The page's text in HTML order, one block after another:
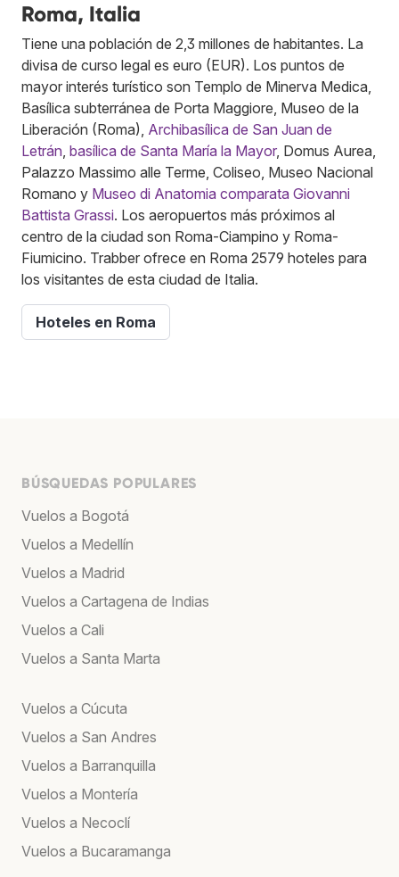
Roma, Italia
Tiene una población de 2,3 millones de habitantes. La
divisa de curso legal es euro (EUR). Los puntos de
mayor interés turístico son Templo de Minerva Medica,
Basílica subterránea de Porta Maggiore, Museo de la
Liberación (Roma), Archibasílica de San Juan de
Letrán, basílica de Santa María la Mayor, Domus Aurea,
Palazzo Massimo alle Terme, Coliseo, Museo Nacional
Romano y Museo di Anatomia comparata Giovanni
Battista Grassi. Los aeropuertos más próximos al
centro de la ciudad son Roma-Ciampino y Roma-
Fiumicino. Trabber ofrece en Roma 2579 hoteles para
los visitantes de esta ciudad de Italia.
Hoteles en Roma
BÚSQUEDAS POPULARES
Vuelos a Bogotá
Vuelos a Medellín
Vuelos a Madrid
Vuelos a Cartagena de Indias
Vuelos a Cali
Vuelos a Santa Marta
Vuelos a Cúcuta
Vuelos a San Andres
Vuelos a Barranquilla
Vuelos a Montería
Vuelos a Necoclí
Vuelos a Bucaramanga